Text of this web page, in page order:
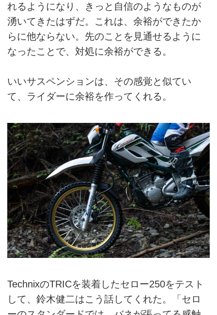
れるようになり、きっと自信のようなものが
湧いてきたはずだ。これは、余裕ができたか
らに他ならない。先のことを見通せるように
なったことで、対処に余裕ができる。
いいサスペンションは、その感覚と似てい
て、ライダーに余裕を作ってくれる。
TechnixのTRICを装着したセロー250をテスト
して、鈴木健二はこう話してくれた。「セロ